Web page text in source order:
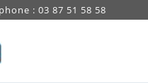
: 03 87 51 58 58